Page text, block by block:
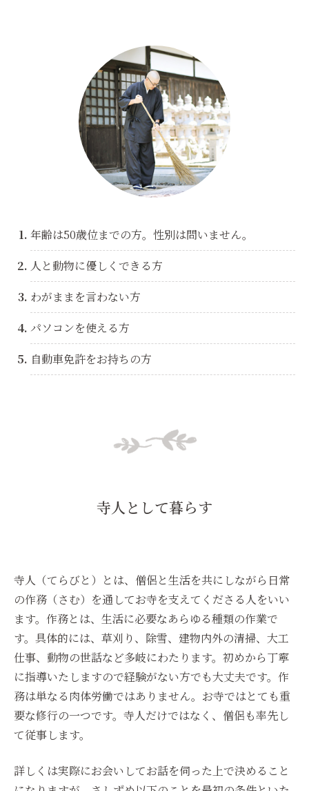
年齢は50歳位までの方。性別は問いません。
人と動物に優しくできる方
わがままを言わない方
パソコンを使える方
自動車免許をお持ちの方
寺人として暮らす
寺人（てらびと）とは、僧侶と生活を共にしながら日常
の作務（さむ）を通してお寺を支えてくださる人をいい
ます。作務とは、生活に必要なあらゆる種類の作業で
す。具体的には、草刈り、除雪、建物内外の清掃、大工
仕事、動物の世話など多岐にわたります。初めから丁寧
に指導いたしますので経験がない方でも大丈夫です。作
務は単なる肉体労働ではありません。お寺ではとても重
要な修行の一つです。寺人だけではなく、僧侶も率先し
て従事します。
詳しくは実際にお会いしてお話を伺った上で決めること